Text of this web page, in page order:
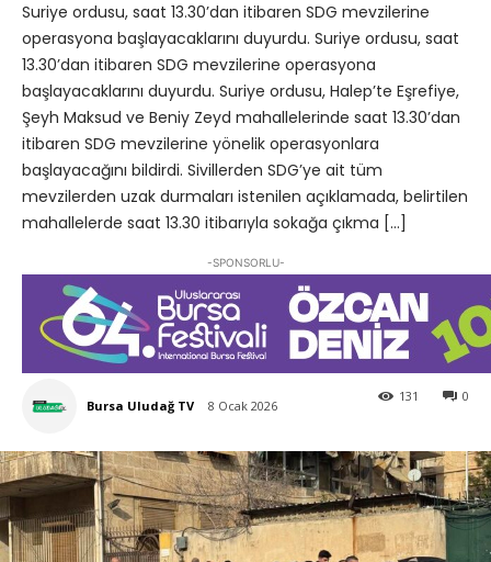
Suriye ordusu, saat 13.30’dan itibaren SDG mevzilerine
operasyona başlayacaklarını duyurdu. Suriye ordusu, saat
13.30’dan itibaren SDG mevzilerine operasyona
başlayacaklarını duyurdu. Suriye ordusu, Halep’te Eşrefiye,
Şeyh Maksud ve Beniy Zeyd mahallelerinde saat 13.30’dan
itibaren SDG mevzilerine yönelik operasyonlara
başlayacağını bildirdi. Sivillerden SDG’ye ait tüm
mevzilerden uzak durmaları istenilen açıklamada, belirtilen
mahallelerde saat 13.30 itibarıyla sokağa çıkma […]
-SPONSORLU-
Bursa Uludağ TV 8 Ocak 2026
0
131